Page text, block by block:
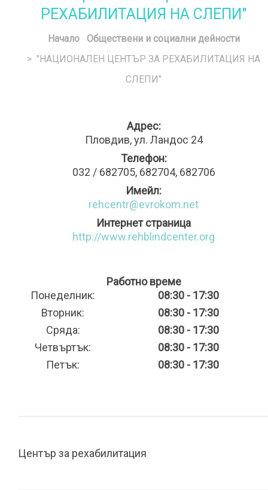
РЕХАБИЛИТАЦИЯ НА СЛЕПИ"
Начало
Обществени и социални дейности
> "НАЦИОНАЛЕН ЦЕНТЪР ЗА РЕХАБИЛИТАЦИЯ НА
СЛЕПИ"
Адрес:
Пловдив, ул. Ландос 24
Телефон:
032 / 682705, 682704, 682706
Имейл:
rehcentr@evrokom.net
Интернет страница
http://www.rehblindcenter.org
Работно време
Понеделник:
08:30 - 17:30
Вторник:
08:30 - 17:30
Сряда:
08:30 - 17:30
Четвъртък:
08:30 - 17:30
Петък:
08:30 - 17:30
Център за рехабилитация